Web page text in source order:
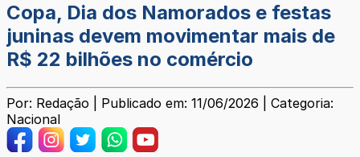
Copa, Dia dos Namorados e festas
juninas devem movimentar mais de
R$ 22 bilhões no comércio
Por: Redação | Publicado em: 11/06/2026 | Categoria:
Nacional